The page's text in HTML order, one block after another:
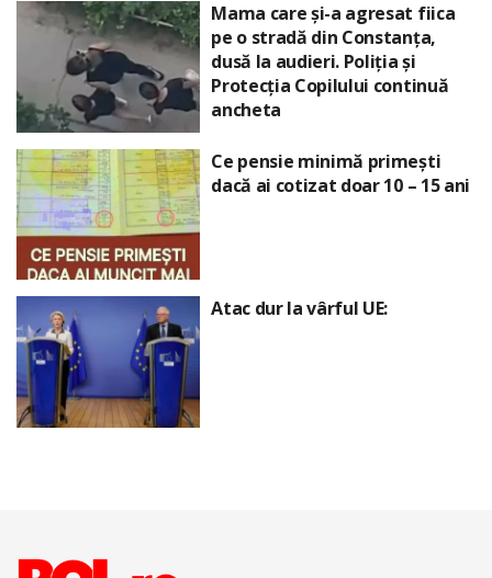
Mama care și-a agresat fiica
pe o stradă din Constanța,
dusă la audieri. Poliția și
Protecția Copilului continuă
ancheta
Ce pensie minimă primești
dacă ai cotizat doar 10 – 15 ani
Atac dur la vârful UE: